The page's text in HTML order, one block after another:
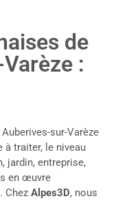
de
:
sur-Varèze
à traiter, le niveau
jardin, entreprise,
en œuvre
Chez Alpes3D, nous